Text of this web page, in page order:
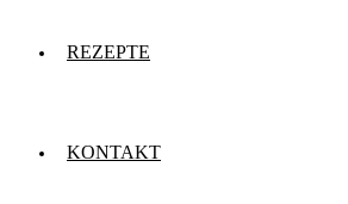
REZEPTE
KONTAKT